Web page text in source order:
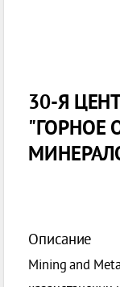
30-Я
"ГОРНОЕ
Описание
Mining and